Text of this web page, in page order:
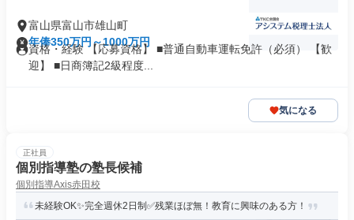
富山県富山市雄山町
年俸350万円～1000万円
資格・経験 【応募資格】 ■普通自動車運転免許（必須） 【歓
迎】 ■日商簿記2級程度...
気になる
正社員
個別指導塾の塾長候補
個別指導Axis赤田校
未経験OK✨完全週休2日制✅残業ほぼ無！教育に興味のある方！